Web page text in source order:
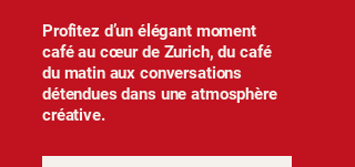
Profitez d’un élégant moment
café au cœur de Zurich, du café
du matin aux conversations
détendues dans une atmosphère
créative.